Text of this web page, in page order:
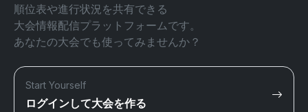
順位表や進行状況を共有できる
大会情報配信プラットフォームです。
あなたの大会でも使ってみませんか？
Start Yourself
ログインして大会を作る